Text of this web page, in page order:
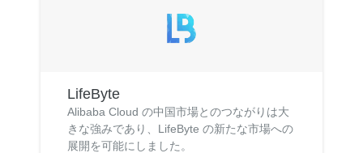
LifeByte
Alibaba Cloud の中国市場とのつながりは大
きな強みであり、LifeByte の新たな市場への
展開を可能にしました。